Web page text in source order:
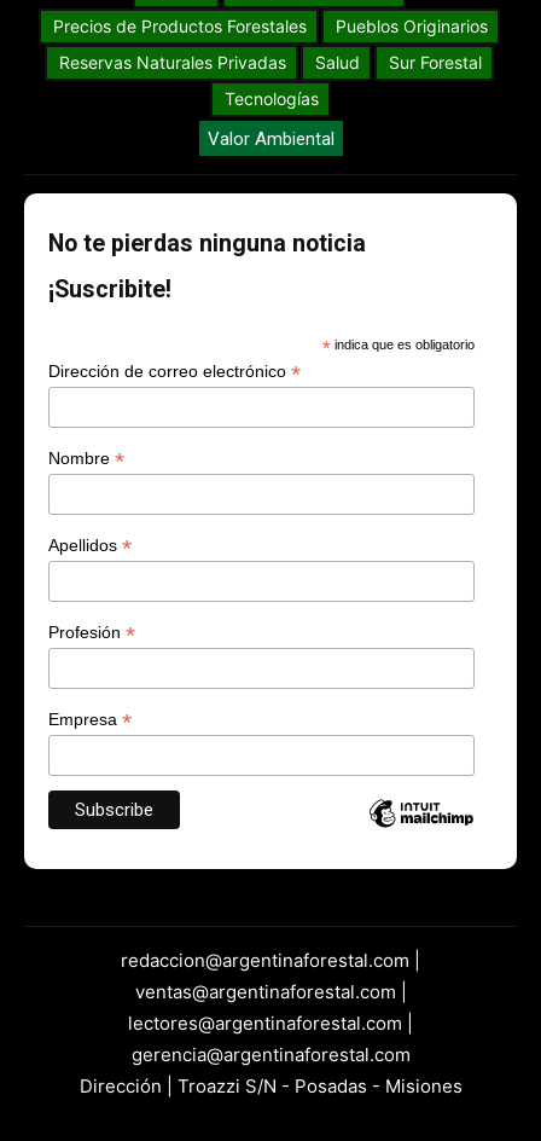
Precios de Productos Forestales
Pueblos Originarios
Reservas Naturales Privadas
Salud
Sur Forestal
Tecnologías
Valor Ambiental
No te pierdas ninguna noticia
¡Suscribite!
* indica que es obligatorio
Dirección de correo electrónico *
Nombre *
Apellidos *
Profesión *
Empresa *
redaccion@argentinaforestal.com |
ventas@argentinaforestal.com |
lectores@argentinaforestal.com |
gerencia@argentinaforestal.com
Dirección | Troazzi S/N - Posadas - Misiones